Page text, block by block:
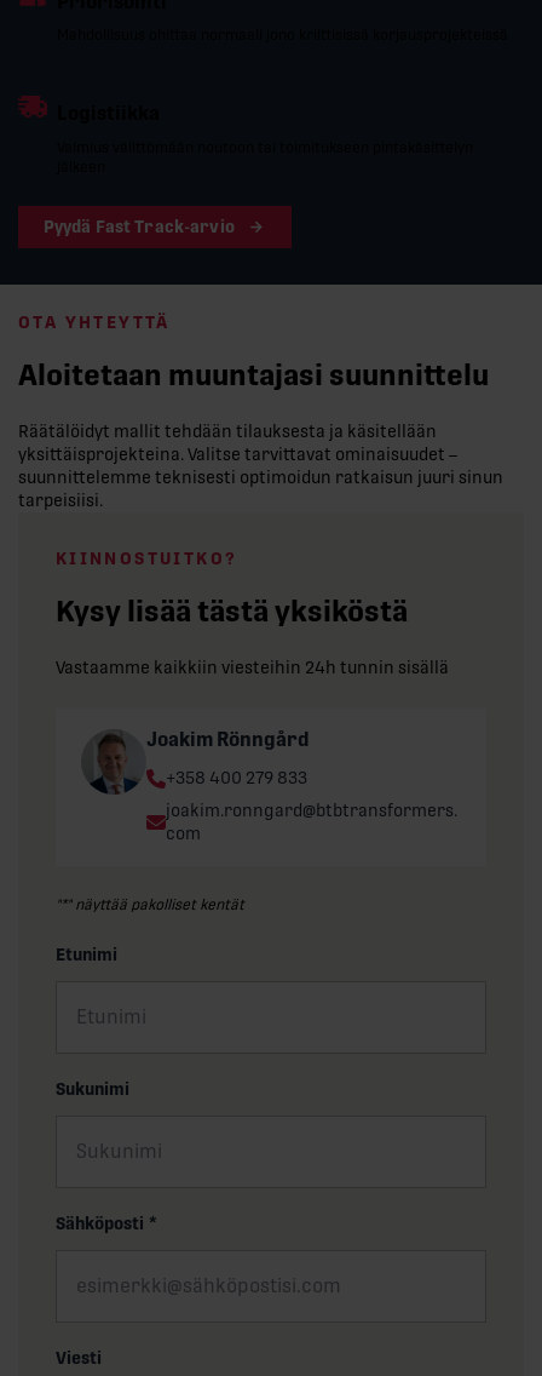
Pyydä Fast Track-arvio
OTA YHTEYTTÄ
Aloitetaan muuntajasi suunnittelu
Räätälöidyt mallit tehdään tilauksesta ja käsitellään
yksittäisprojekteina. Valitse tarvittavat ominaisuudet –
suunnittelemme teknisesti optimoidun ratkaisun juuri sinun
tarpeisiisi.
KIINNOSTUITKO?
Kysy lisää tästä yksiköstä
Vastaamme kaikkiin viesteihin 24h tunnin sisällä
Joakim Rönngård
Phone:
+358 400 279 833
Email:
joakim.ronngard@btbtransformers.
com
"*" näyttää pakolliset kentät
Etunimi
Sukunimi
Sähköposti *
Viesti